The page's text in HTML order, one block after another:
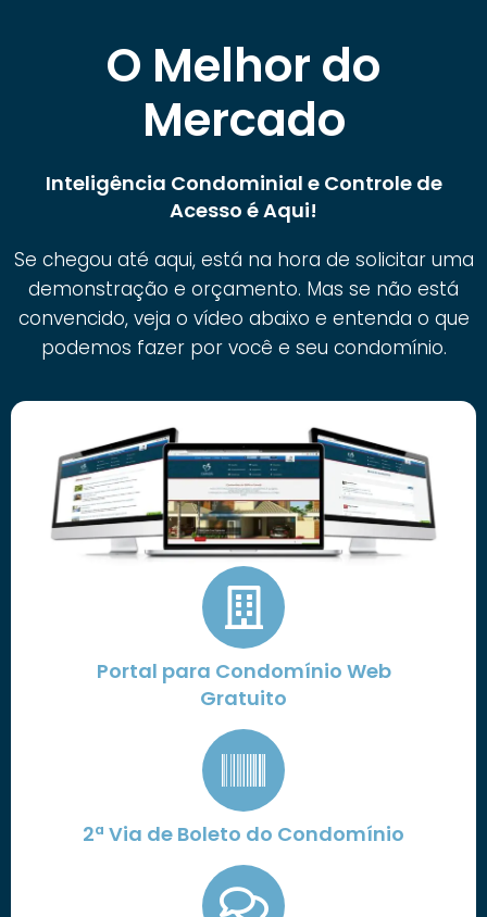
O Melhor do
Mercado
Inteligência Condominial e Controle de
Acesso é Aqui!
Se chegou até aqui, está na hora de solicitar uma
demonstração e orçamento. Mas se não está
convencido, veja o vídeo abaixo e entenda o que
podemos fazer por você e seu condomínio.
Portal para Condomínio Web
Gratuito
2ª Via de Boleto do Condomínio